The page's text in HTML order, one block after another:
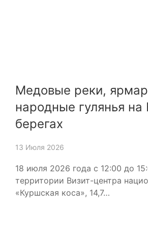
Медовые реки,
народные гулянья на
берегах
13 Июля 2026
18 июля 2026 года с 12:00 до
территории Визит-центра
«Куршская коса», 14,7…